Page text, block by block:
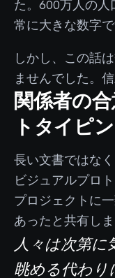
た。600万人の人
常に大きな数字で
しかし、この話
ませんでした。
関係者の
トタイピ
長い文書ではな
ビジュアルプロ
プロジェクトに
あったと共有しま
人々は次第に
眺める代わり